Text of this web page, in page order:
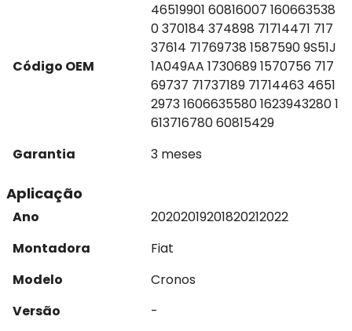
Código OEM
46519901 60816007 160663538
0 370184 374898 71714471 717
37614 71769738 1587590 9S51J
1A049AA 1730689 1570756 717
69737 71737189 71714463 4651
2973 1606635580 1623943280 1
613716780 60815429
Garantia
3 meses
Aplicação
Ano 20202019201820212022
Montadora
Fiat
Modelo
Cronos
Versão
-